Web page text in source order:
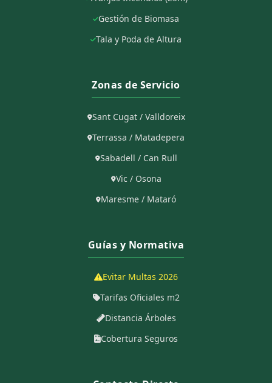
Gestión de Biomasa
Tala y Poda de Altura
Zonas de Servicio
Sant Cugat / Valldoreix
Terrassa / Matadepera
Sabadell / Can Rull
Vic / Osona
Maresme / Mataró
Guías y Normativa
Evitar Multas 2026
Tarifas Oficiales m2
Distancia Árboles
Cobertura Seguros